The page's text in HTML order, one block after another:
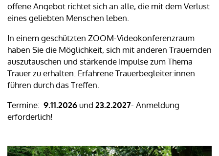
offene Angebot richtet sich an alle, die mit dem Verlust
eines geliebten Menschen leben.
In einem geschützten ZOOM-Videokonferenzraum
haben Sie die Möglichkeit, sich mit anderen Trauernden
auszutauschen und stärkende Impulse zum Thema
Trauer zu erhalten. Erfahrene Trauerbegleiter:innen
führen durch das Treffen.
Termine: 9.11.2026und 23.2.2027- Anmeldung
erforderlich!